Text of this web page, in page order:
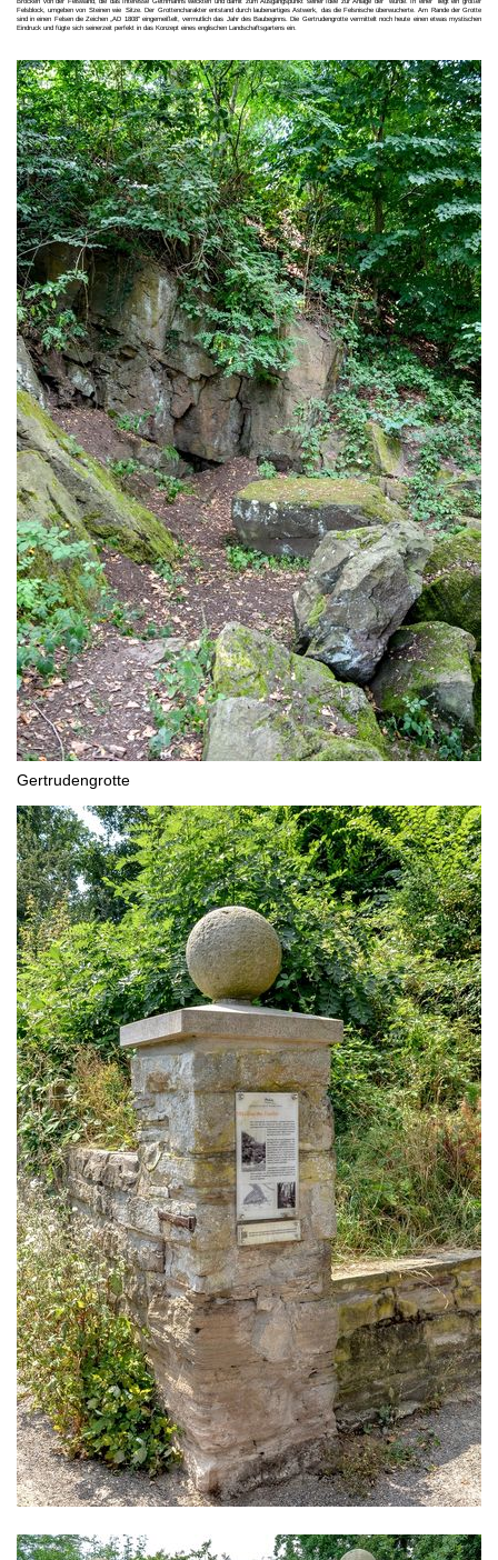
Felsblock, umgeben von Steinen wie Sitze. Der Grottencharakter entstand durch laubenartiges Astwerk, das die Felsnische überwucherte. Am Rande der Grotte
sind in einen Felsen die Zeichen „AD 1808" eingemeißelt, vermutlich das Jahr des Baubeginns. Die Gertrudengrotte vermittelt noch heute einen etwas mystischen
Eindruck und fügte sich seinerzeit perfekt in das Konzept eines englischen Landschaftsgartens ein.
Gertrudengrotte